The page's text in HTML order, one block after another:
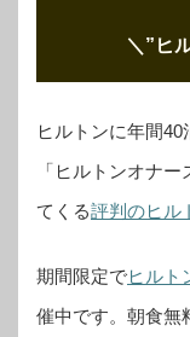
＼”ヒ
ヒルトンに年間
「ヒルトンオナ
てくる評判のヒル
期間限定でヒルト
催中です。 朝食無